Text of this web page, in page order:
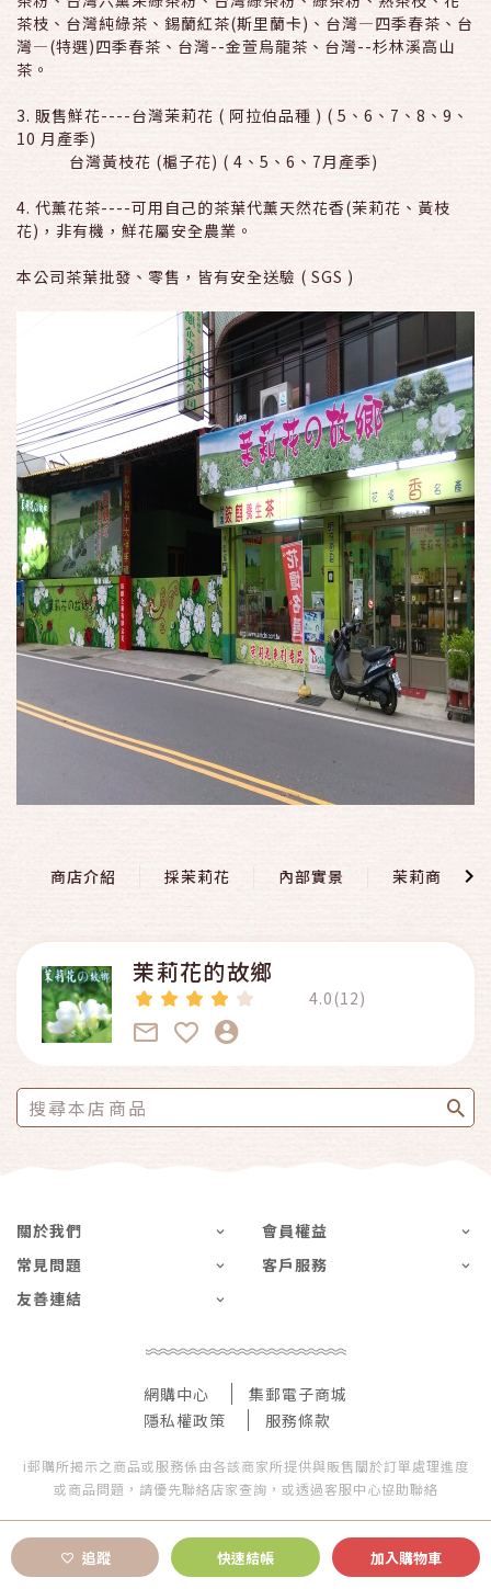
茉莉花的故鄉
4.0(12)
商店介紹 採茉莉花 內部實景 茉莉商店
追蹤 快速結帳 加入購物車
茶枝、台灣純綠茶、錫蘭紅茶(斯里蘭卡)、台灣—四季春茶、台
灣—(特選)四季春茶、台灣--金萱烏龍茶、台灣--杉林溪高山
茶。
3. 販售鮮花----台灣茉莉花 ( 阿拉伯品種 ) ( 5、6、7、8、9、
10 月產季)
台灣黃枝花 (槴子花) ( 4、5、6、7月產季)
4. 代薰花茶----可用自己的茶葉代薰天然花香(茉莉花、黃枝
花)，非有機，鮮花屬安全農業。
本公司茶葉批發、零售，皆有安全送驗 ( SGS )
關於我們
會員權益
常見問題
客戶服務
友善連結
網購中心
集郵電子商城
隱私權政策
服務條款
i郵購所揭示之商品或服務係由各該商家所提供與販售關於訂單處理進度
或商品問題，請優先聯絡店家查詢，或透過客服中心協助聯絡